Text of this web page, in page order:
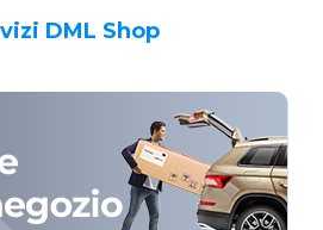
DML Shop